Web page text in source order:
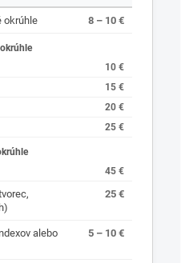
okrúhle 8 – 10 €
10 €
15 €
20 €
25 €
45 €
25 €
alebo
5 – 10 €